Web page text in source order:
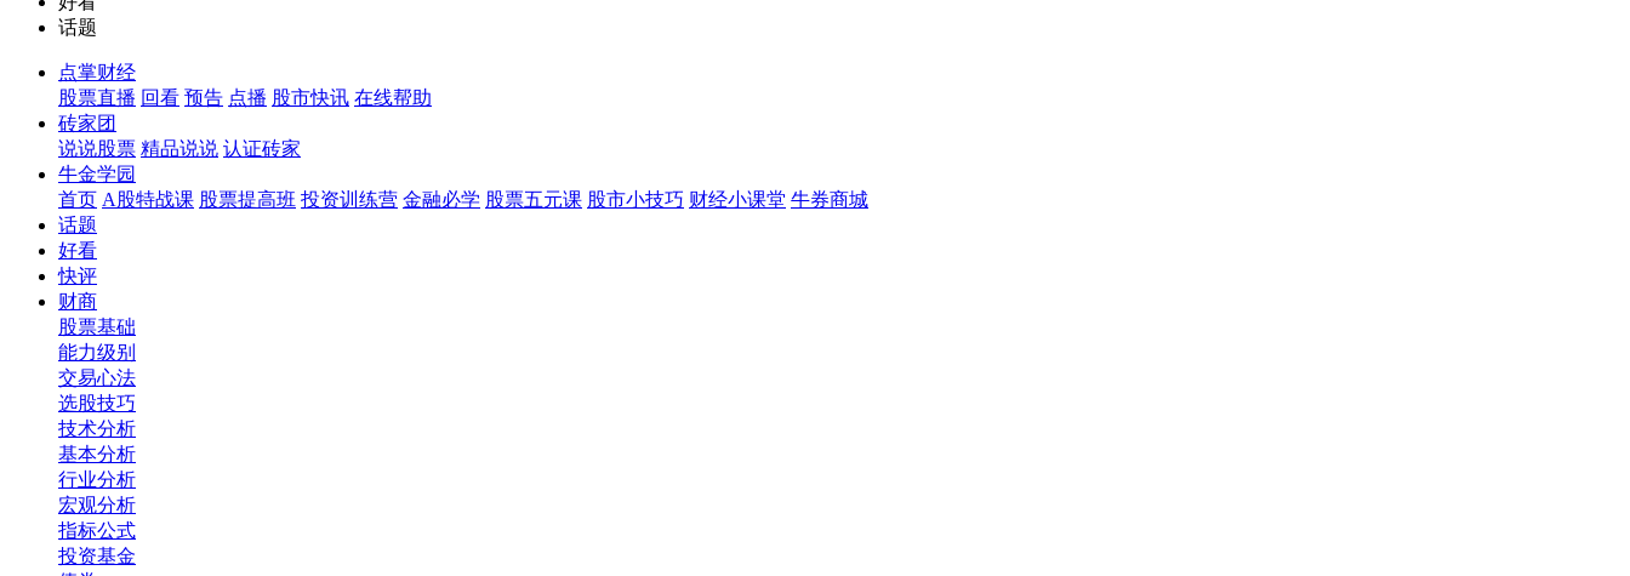
话题
点掌财经
股票直播 回看 预告 点播 股市快讯 在线帮助
砖家团
说说股票 精品说说 认证砖家
牛金学园
首页 A股特战课 股票提高班 投资训练营 金融必学 股票五元课 股市小技巧 财经小课堂 牛券商城
话题
好看
快评
财商
股票基础
能力级别
交易心法
选股技巧
技术分析
基本分析
行业分析
宏观分析
指标公式
投资基金